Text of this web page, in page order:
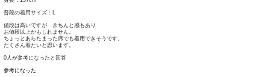
普段の着用サイズ：L
値段は高いですが きちんと感もあり
お値段以上かもしれません。
ちょっとあらたまった席でも着用できそうです。
たくさん着たいと思います。
0人が参考になったと回答
参考になった